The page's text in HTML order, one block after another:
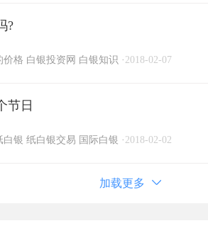
?
价格 白银投资网 白银知识 · 2018-02-07
节日
白银 纸白银交易 国际白银 · 2018-02-02
加载更多